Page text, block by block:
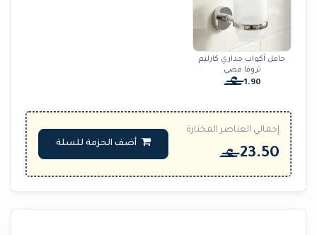
حامل أكواب جداري كارليم
تروفا فضي
1.90
إجمالي العناصر المختارة
23.50